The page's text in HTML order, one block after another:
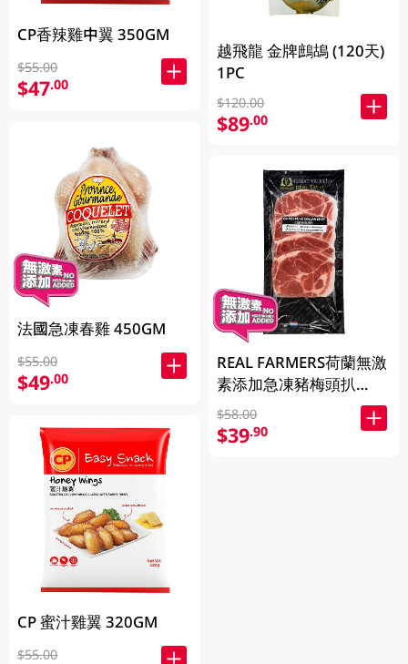
CP香辣雞中翼 350GM
$55.00
$47.00
法國急凍春雞 450GM
$55.00
$49.00
CP 蜜汁雞翼 320GM
$55.00
越飛龍 金牌鷓鴣 (120天)
1PC
$120.00
$89.00
REAL FARMERS荷蘭無激
素添加急凍豬梅頭扒
400GM
$58.00
$39.90